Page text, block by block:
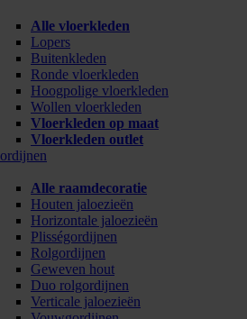
Alle vloerkleden
Lopers
Buitenkleden
Ronde vloerkleden
Hoogpolige vloerkleden
Wollen vloerkleden
Vloerkleden op maat
Vloerkleden outlet
Alle raamdecoratie
Houten jaloezieën
Horizontale jaloezieën
Plisségordijnen
Rolgordijnen
Geweven hout
Duo rolgordijnen
Verticale jaloezieën